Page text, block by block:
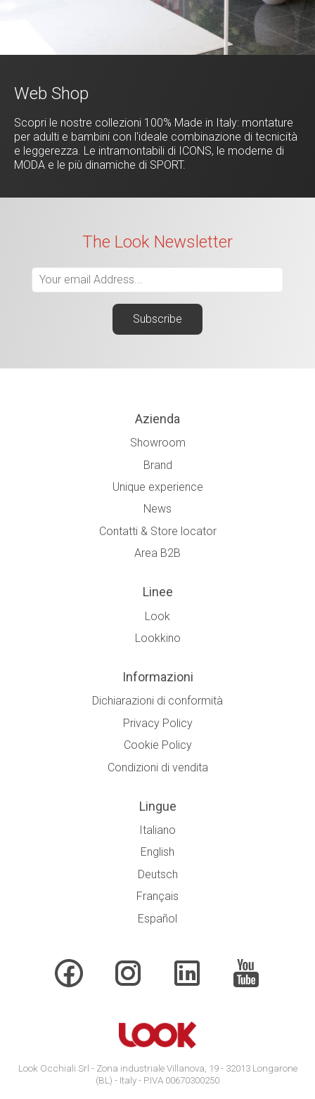
Web Shop
Scopri le nostre collezioni 100% Made in Italy: montature
per adulti e bambini con l'ideale combinazione di tecnicità
e leggerezza. Le intramontabili di ICONS, le moderne di
MODA e le più dinamiche di SPORT.
The Look Newsletter
Azienda
Showroom
Brand
Unique experience
News
Contatti & Store locator
Area B2B
Linee
Look
Lookkino
Informazioni
Dichiarazioni di conformità
Privacy Policy
Cookie Policy
Condizioni di vendita
Lingue
Italiano
English
Deutsch
Français
Español
Look Occhiali Srl - Zona industriale Villanova, 19 - 32013 Longarone
(BL) - Italy - P.IVA 00670300250